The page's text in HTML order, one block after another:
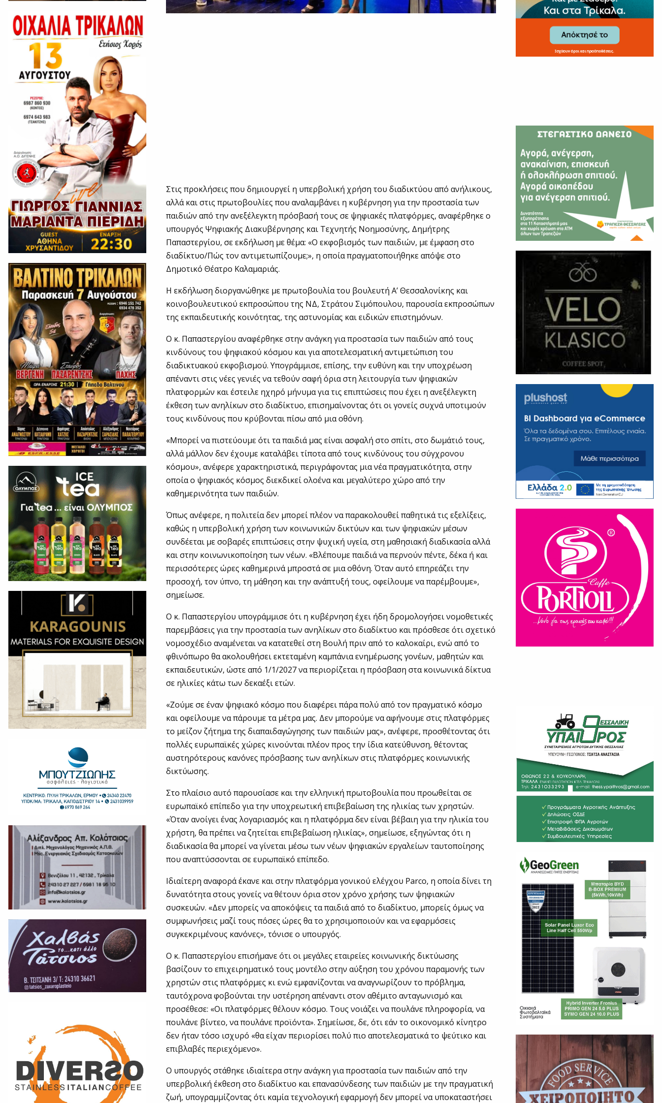
Στις προκλήσεις που δημιουργεί η υπερβολική χρήση του διαδικτύου από ανήλικους,
αλλά και στις πρωτοβουλίες που αναλαμβάνει η κυβέρνηση για την προστασία των
παιδιών από την ανεξέλεγκτη πρόσβασή τους σε ψηφιακές πλατφόρμες, αναφέρθηκε ο
υπουργός Ψηφιακής Διακυβέρνησης και Τεχνητής Νοημοσύνης, Δημήτρης
Παπαστεργίου, σε εκδήλωση με θέμα: «Ο εκφοβισμός των παιδιών, με έμφαση στο
διαδίκτυο/Πώς τον αντιμετωπίζουμε;», η οποία πραγματοποιήθηκε απόψε στο
Δημοτικό Θέατρο Καλαμαριάς.
Η εκδήλωση διοργανώθηκε με πρωτοβουλία του βουλευτή Α’ Θεσσαλονίκης και
κοινοβουλευτικού εκπροσώπου της ΝΔ, Στράτου Σιμόπουλου, παρουσία εκπροσώπων
της εκπαιδευτικής κοινότητας, της αστυνομίας και ειδικών επιστημόνων.
Ο κ. Παπαστεργίου αναφέρθηκε στην ανάγκη για προστασία των παιδιών από τους
κινδύνους του ψηφιακού κόσμου και για αποτελεσματική αντιμετώπιση του
διαδικτυακού εκφοβισμού. Υπογράμμισε, επίσης, την ευθύνη και την υποχρέωση
απέναντι στις νέες γενιές να τεθούν σαφή όρια στη λειτουργία των ψηφιακών
πλατφορμών και έστειλε ηχηρό μήνυμα για τις επιπτώσεις που έχει η ανεξέλεγκτη
έκθεση των ανηλίκων στο διαδίκτυο, επισημαίνοντας ότι οι γονείς συχνά υποτιμούν
τους κινδύνους που κρύβονται πίσω από μια οθόνη.
«Μπορεί να πιστεύουμε ότι τα παιδιά μας είναι ασφαλή στο σπίτι, στο δωμάτιό τους,
αλλά μάλλον δεν έχουμε καταλάβει τίποτα από τους κινδύνους του σύγχρονου
κόσμου», ανέφερε χαρακτηριστικά, περιγράφοντας μια νέα πραγματικότητα, στην
οποία ο ψηφιακός κόσμος διεκδικεί ολοένα και μεγαλύτερο χώρο από την
καθημερινότητα των παιδιών.
Όπως ανέφερε, η πολιτεία δεν μπορεί πλέον να παρακολουθεί παθητικά τις εξελίξεις,
καθώς η υπερβολική χρήση των κοινωνικών δικτύων και των ψηφιακών μέσων
συνδέεται με σοβαρές επιπτώσεις στην ψυχική υγεία, στη μαθησιακή διαδικασία αλλά
και στην κοινωνικοποίηση των νέων. «Βλέπουμε παιδιά να περνούν πέντε, δέκα ή και
περισσότερες ώρες καθημερινά μπροστά σε μια οθόνη. Όταν αυτό επηρεάζει την
προσοχή, τον ύπνο, τη μάθηση και την ανάπτυξή τους, οφείλουμε να παρέμβουμε»,
σημείωσε.
Ο κ. Παπαστεργίου υπογράμμισε ότι η κυβέρνηση έχει ήδη δρομολογήσει νομοθετικές
παρεμβάσεις για την προστασία των ανηλίκων στο διαδίκτυο και πρόσθεσε ότι σχετικό
νομοσχέδιο αναμένεται να κατατεθεί στη Βουλή πριν από το καλοκαίρι, ενώ από το
φθινόπωρο θα ακολουθήσει εκτεταμένη καμπάνια ενημέρωσης γονέων, μαθητών και
εκπαιδευτικών, ώστε από 1/1/2027 να περιορίζεται η πρόσβαση στα κοινωνικά δίκτυα
σε ηλικίες κάτω των δεκαέξι ετών.
«Ζούμε σε έναν ψηφιακό κόσμο που διαφέρει πάρα πολύ από τον πραγματικό κόσμο
και οφείλουμε να πάρουμε τα μέτρα μας. Δεν μπορούμε να αφήνουμε στις πλατφόρμες
το μείζον ζήτημα της διαπαιδαγώγησης των παιδιών μας», ανέφερε, προσθέτοντας ότι
πολλές ευρωπαϊκές χώρες κινούνται πλέον προς την ίδια κατεύθυνση, θέτοντας
αυστηρότερους κανόνες πρόσβασης των ανηλίκων στις πλατφόρμες κοινωνικής
δικτύωσης.
Στο πλαίσιο αυτό παρουσίασε και την ελληνική πρωτοβουλία που προωθείται σε
ευρωπαϊκό επίπεδο για την υποχρεωτική επιβεβαίωση της ηλικίας των χρηστών.
«Όταν ανοίγει ένας λογαριασμός και η πλατφόρμα δεν είναι βέβαιη για την ηλικία του
χρήστη, θα πρέπει να ζητείται επιβεβαίωση ηλικίας», σημείωσε, εξηγώντας ότι η
διαδικασία θα μπορεί να γίνεται μέσω των νέων ψηφιακών εργαλείων ταυτοποίησης
που αναπτύσσονται σε ευρωπαϊκό επίπεδο.
Ιδιαίτερη αναφορά έκανε και στην πλατφόρμα γονικού ελέγχου Parco, η οποία δίνει τη
δυνατότητα στους γονείς να θέτουν όρια στον χρόνο χρήσης των ψηφιακών
συσκευών. «Δεν μπορείς να αποκόψεις τα παιδιά από το διαδίκτυο, μπορείς όμως να
συμφωνήσεις μαζί τους πόσες ώρες θα το χρησιμοποιούν και να εφαρμόσεις
συγκεκριμένους κανόνες», τόνισε ο υπουργός.
Ο κ. Παπαστεργίου επισήμανε ότι οι μεγάλες εταιρείες κοινωνικής δικτύωσης
βασίζουν το επιχειρηματικό τους μοντέλο στην αύξηση του χρόνου παραμονής των
χρηστών στις πλατφόρμες κι ενώ εμφανίζονται να αναγνωρίζουν το πρόβλημα,
ταυτόχρονα φοβούνται την υστέρηση απέναντι στον αθέμιτο ανταγωνισμό και
προσέθεσε: «Οι πλατφόρμες θέλουν κόσμο. Τους νοιάζει να πουλάνε πληροφορία, να
πουλάνε βίντεο, να πουλάνε προϊόντα». Σημείωσε, δε, ότι εάν το οικονομικό κίνητρο
δεν ήταν τόσο ισχυρό «θα είχαν περιορίσει πολύ πιο αποτελεσματικά το ψεύτικο και
επιβλαβές περιεχόμενο».
Ο υπουργός στάθηκε ιδιαίτερα στην ανάγκη για προστασία των παιδιών από την
υπερβολική έκθεση στο διαδίκτυο και επανασύνδεσης των παιδιών με την πραγματική
ζωή, υπογραμμίζοντας ότι καμία τεχνολογική εφαρμογή δεν μπορεί να υποκαταστήσει